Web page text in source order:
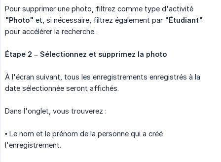
Pour supprimer une photo, filtrez comme type d'activité
"Photo" et, si nécessaire, filtrez également par "Étudiant"
pour accélérer la recherche.
Étape 2 – Sélectionnez et supprimez la photo
À l'écran suivant, tous les enregistrements enregistrés à la
date sélectionnée seront affichés.
Dans l'onglet, vous trouverez :
• Le nom et le prénom de la personne qui a créé
l'enregistrement.